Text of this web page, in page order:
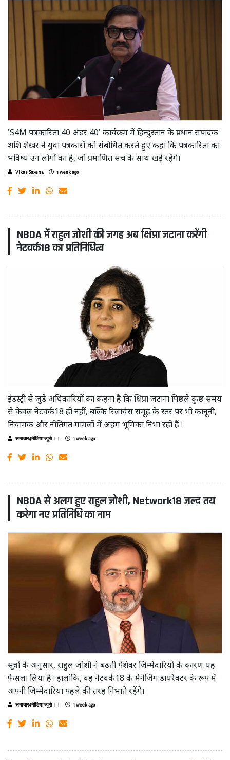
'S4M पत्रकारिता 40 अंडर 40' कार्यक्रम में हिन्दुस्तान के प्रधान संपादक
शशि शेखर ने युवा पत्रकारों को संबोधित करते हुए कहा कि पत्रकारिता का
भविष्य उन लोगों का है, जो प्रमाणित सच के साथ खड़े रहेंगे।
Vikas Saxena 1 week ago
NBDA में राहुल जोशी की जगह अब क्षिप्रा जटाना करेंगी
नेटवर्क18 का प्रतिनिधित्व
इंडस्ट्री से जुड़े अधिकारियों का कहना है कि क्षिप्रा जटाना पिछले कुछ समय
से केवल नेटवर्क18 ही नहीं, बल्कि रिलायंस समूह के स्तर पर भी कानूनी,
नियामक और नीतिगत मामलों में अहम भूमिका निभा रही हैं।
समाचार4मीडिया ब्यूरो ।। 1 week ago
NBDA से अलग हुए राहुल जोशी, Network18 जल्द तय
करेगा नए प्रतिनिधि का नाम
सूत्रों के अनुसार, राहुल जोशी ने बढ़ती पेशेवर जिम्मेदारियों के कारण यह
फैसला लिया है। हालांकि, वह नेटवर्क18 के मैनेजिंग डायरेक्टर के रूप में
अपनी जिम्मेदारियां पहले की तरह निभाते रहेंगे।
समाचार4मीडिया ब्यूरो ।। 1 week ago